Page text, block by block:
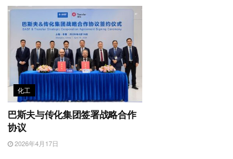
化工
巴斯夫与传化集团签署战略合作
协议
2026年4月17日